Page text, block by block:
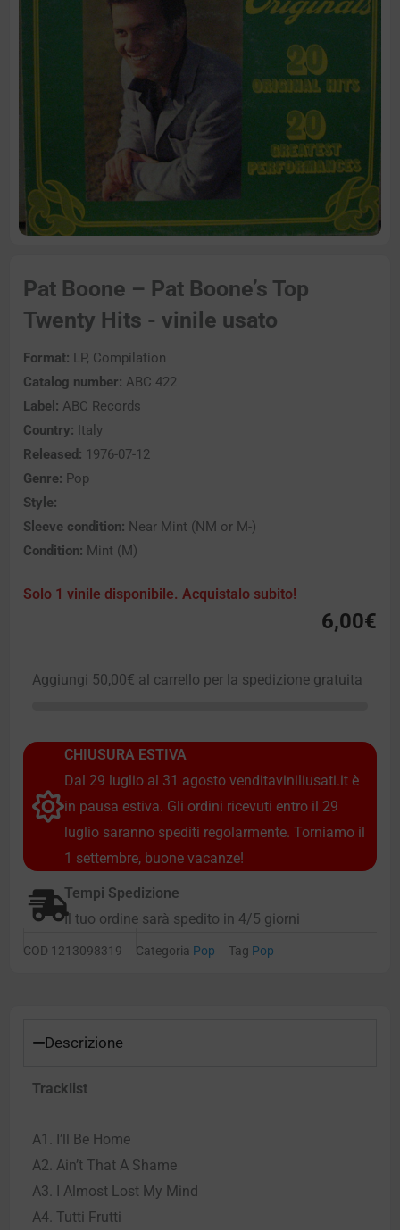
Pat Boone – Pat Boone’s Top
Twenty Hits - vinile usato
Format: LP, Compilation
Catalog number: ABC 422
Label: ABC Records
Country: Italy
Released: 1976-07-12
Genre: Pop
Style:
Sleeve condition: Near Mint (NM or M-)
Condition: Mint (M)
Solo 1 vinile disponibile. Acquistalo subito!
6,00€
Aggiungi 50,00€ al carrello per la spedizione gratuita
CHIUSURA ESTIVA
Dal 29 luglio al 31 agosto venditaviniliusati.it è
in pausa estiva. Gli ordini ricevuti entro il 29
luglio saranno spediti regolarmente. Torniamo il
1 settembre, buone vacanze!
Tempi Spedizione
Il tuo ordine sarà spedito in 4/5 giorni
COD 1213098319 Categoria Pop Tag Pop
Descrizione
Tracklist
A1. I’ll Be Home
A2. Ain’t That A Shame
A3. I Almost Lost My Mind
A4. Tutti Frutti